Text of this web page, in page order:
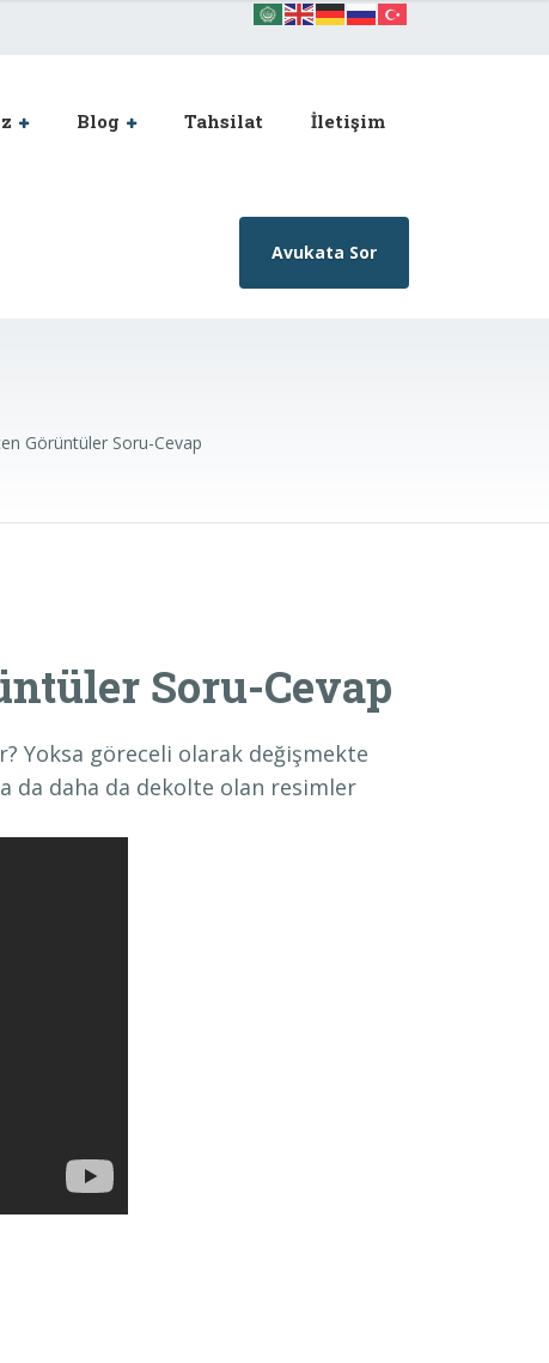
Blog Tahsilat İletişim
Avukata Sor
Görüntüler Soru-Cevap
Soru-Cevap
Yoksa göreceli olarak değişmekte
da daha da dekolte olan resimler